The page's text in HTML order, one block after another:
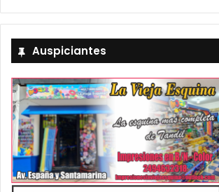
Auspiciantes